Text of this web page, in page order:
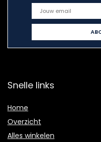
Snelle links
Home
Overzicht
Alles winkelen